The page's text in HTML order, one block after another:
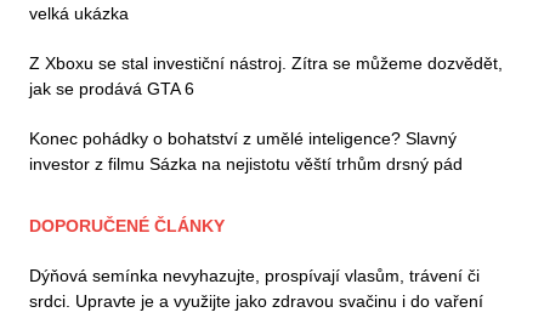
velká ukázka
Z Xboxu se stal investiční nástroj. Zítra se můžeme dozvědět,
jak se prodává GTA 6
Konec pohádky o bohatství z umělé inteligence? Slavný
investor z filmu Sázka na nejistotu věští trhům drsný pád
DOPORUČENÉ ČLÁNKY
Dýňová semínka nevyhazujte, prospívají vlasům, trávení či
srdci. Upravte je a využijte jako zdravou svačinu i do vaření